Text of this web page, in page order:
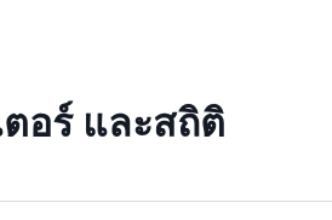
อร์ และสถิติ